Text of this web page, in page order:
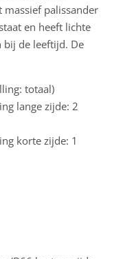
massief palissander
en heeft lichte
bij de leeftijd. De
totaal)
lange zijde: 2
korte zijde: 1